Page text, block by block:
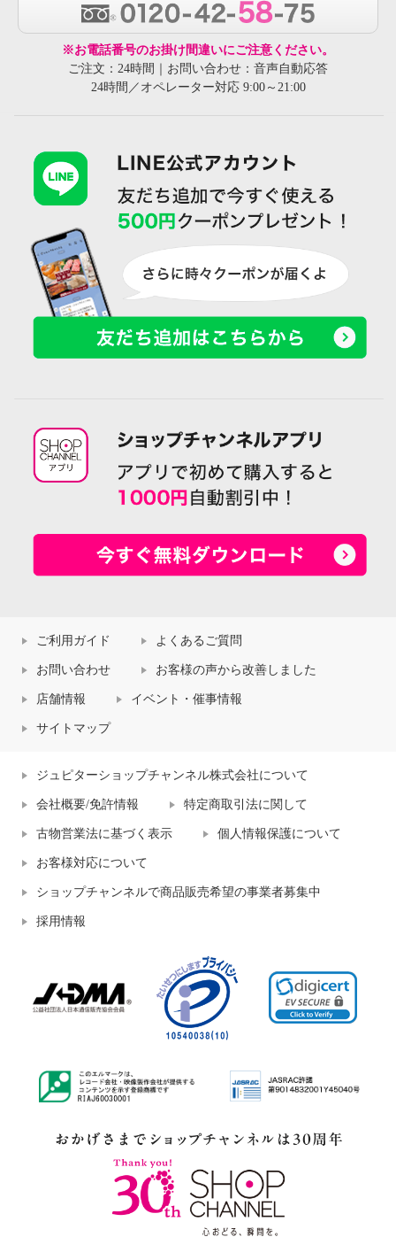
※お電話番号のお掛け間違いにご注意ください。
ご注文：24時間｜お問い合わせ：音声自動応答
24時間／オペレーター対応 9:00～21:00
ご利用ガイド よくあるご質問
お問い合わせ お客様の声から改善しました
店舗情報 イベント・催事情報
サイトマップ
ジュピターショップチャンネル株式会社について
会社概要/免許情報 特定商取引法に関して
古物営業法に基づく表示 個人情報保護について
お客様対応について
ショップチャンネルで商品販売希望の事業者募集中
採用情報